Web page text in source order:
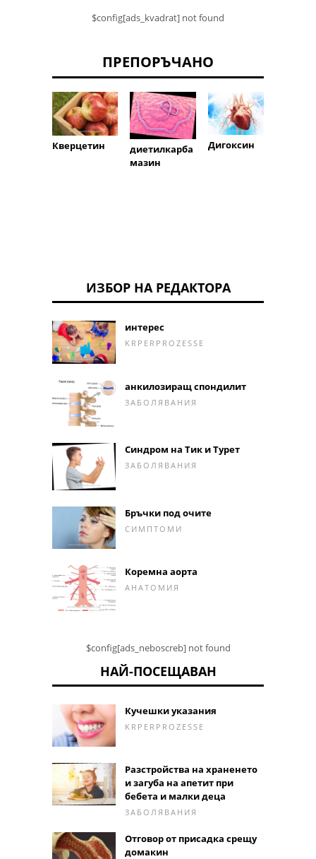
$config[ads_kvadrat] not found
ПРЕПОРЪЧАНО
Кверцетин
диетилкарба
мазин
Дигоксин
ИЗБОР НА РЕДАКТОРА
интерес
KRPERPROZESSE
анкилозиращ спондилит
ЗАБОЛЯВАНИЯ
Синдром на Тик и Турет
ЗАБОЛЯВАНИЯ
Бръчки под очите
СИМПТОМИ
Коремна аорта
АНАТОМИЯ
$config[ads_neboscreb] not found
НАЙ-ПОСЕЩАВАН
Кучешки указания
KRPERPROZESSE
Разстройства на храненето
и загуба на апетит при
бебета и малки деца
ЗАБОЛЯВАНИЯ
Отговор от присадка срещу
домакин